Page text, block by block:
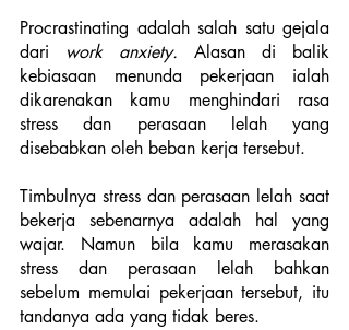
Procrastinating adalah salah satu gejala
dari work anxiety. Alasan di balik
kebiasaan menunda pekerjaan ialah
dikarenakan kamu menghindari rasa
stress dan perasaan lelah yang
disebabkan oleh beban kerja tersebut.
Timbulnya stress dan perasaan lelah saat
bekerja sebenarnya adalah hal yang
wajar. Namun bila kamu merasakan
stress dan perasaan lelah bahkan
sebelum memulai pekerjaan tersebut, itu
tandanya ada yang tidak beres.